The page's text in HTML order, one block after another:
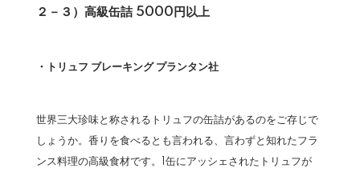
２－３）高級缶詰 5000円以上
・トリュフ ブレーキング プランタン社
世界三大珍味と称されるトリュフの缶詰があるのをご存じで
しょうか。香りを食べるとも言われる、言わずと知れたフラ
ンス料理の高級食材です。1缶にアッシェされたトリュフが